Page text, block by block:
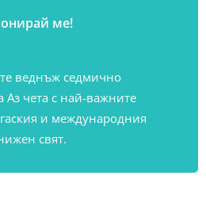
веднъж седмично
чета с най-важните
и международния
свят.